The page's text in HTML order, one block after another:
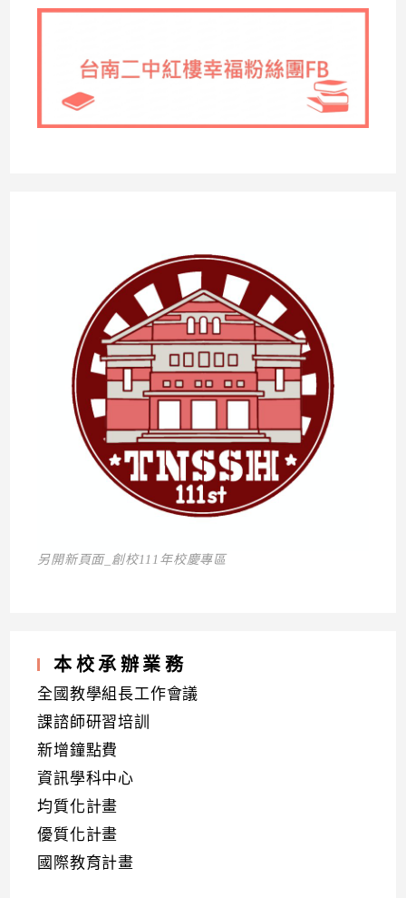
另開新頁面_創校111年校慶專區
本校承辦業務
全國教學組長工作會議
課諮師研習培訓
新增鐘點費
資訊學科中心
均質化計畫
優質化計畫
國際教育計畫